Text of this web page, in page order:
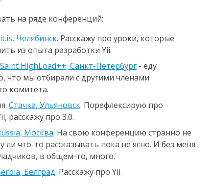
на ряде конференций:
it.is, Челябинск. Расскажу про уроки, которые
из опыта разработки Yii.
Saint HighLoad++, Санкт-Петербург - еду
что мы отбирали с другими членами
комитета.
Стачка, Ульяновск. Порефлексирую про
расскажу про 3.0.
Москва. На свою конференцию странно не
ли что-то рассказывать пока не ясно. И без меня
в общем-то, много.
Белград. Расскажу про Yii.